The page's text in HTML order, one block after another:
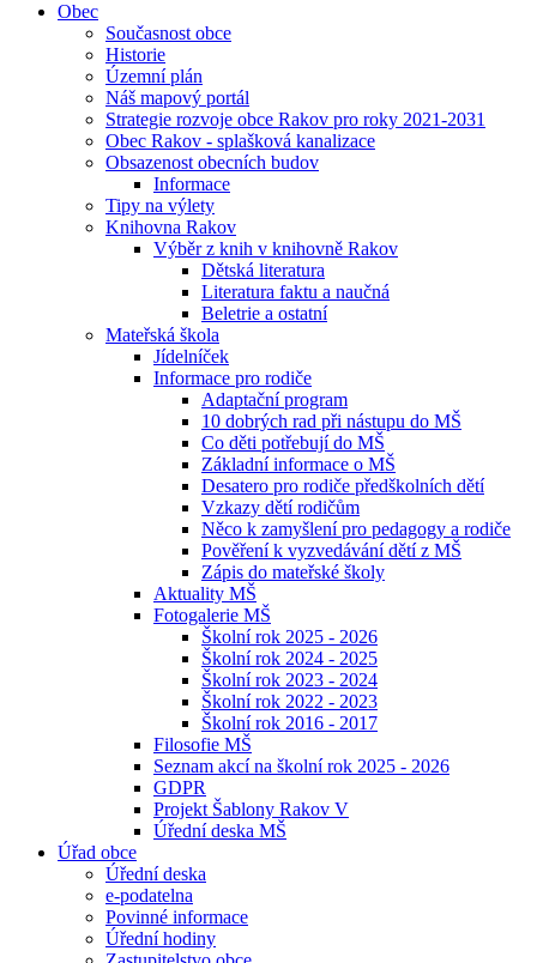
Obec
Současnost obce
Historie
Územní plán
Náš mapový portál
Strategie rozvoje obce Rakov pro roky 2021-2031
Obec Rakov - splašková kanalizace
Obsazenost obecních budov
Informace
Tipy na výlety
Knihovna Rakov
Výběr z knih v knihovně Rakov
Dětská literatura
Literatura faktu a naučná
Beletrie a ostatní
Mateřská škola
Jídelníček
Informace pro rodiče
Adaptační program
10 dobrých rad při nástupu do MŠ
Co děti potřebují do MŠ
Základní informace o MŠ
Desatero pro rodiče předškolních dětí
Vzkazy dětí rodičům
Něco k zamyšlení pro pedagogy a rodiče
Pověření k vyzvedávání dětí z MŠ
Zápis do mateřské školy
Aktuality MŠ
Fotogalerie MŠ
Školní rok 2025 - 2026
Školní rok 2024 - 2025
Školní rok 2023 - 2024
Školní rok 2022 - 2023
Školní rok 2016 - 2017
Filosofie MŠ
Seznam akcí na školní rok 2025 - 2026
GDPR
Projekt Šablony Rakov V
Úřední deska MŠ
Úřad obce
Úřední deska
e-podatelna
Povinné informace
Úřední hodiny